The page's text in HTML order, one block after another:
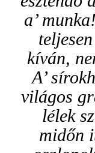
a’
kíván,
A’
világos
lélek
midőn